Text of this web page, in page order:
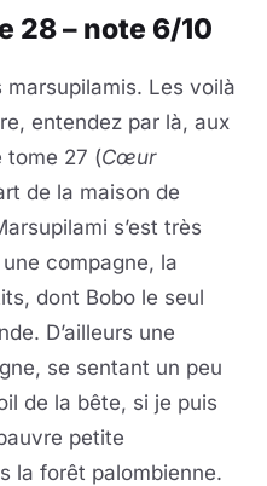
28 – note 6/10
Les voilà
entendez par là, aux
tome 27 (Cœur
de la maison de
s’est très
compagne, la
dont Bobo le seul
D’ailleurs une
se sentant un peu
de la bête, si je puis
petite
la forêt palombienne.